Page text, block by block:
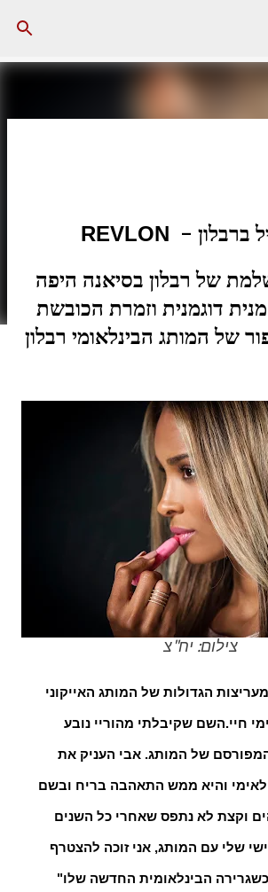
ברבלון - REVLON
של רבלון בסיאנה היפה
דוגמנית וזמרת הכובשת
של המותג הבינלאומי רבלון
צילום: יח"צ
הגדולות של המותג האייקוני
חיי.השם שקיבלתי מהוריי נובע
של המותג. אבי העניק את
והיא ממש התאהבה בריח ובשם
וקצת לא נתפס שאחרי כל השנים
שלי עם המותג, אני זוכה להצטרף
כשגרירה הבינלאומית החדשה שלו"